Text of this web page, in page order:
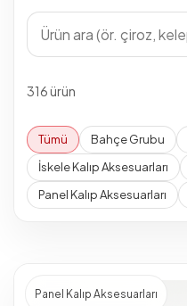
316 ürün
Tümü Bahçe Grubu
İskele Kalıp Aksesuarları
Panel Kalıp Aksesuarları
Panel Kalıp Aksesuarları